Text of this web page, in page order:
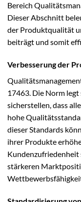
Bereich
Dieser Abschnitt
der Produktqualität
beiträgt und somit
Verbesserung der
17463. Die Norm
sicherstellen, dass
hohe
dieser Standards
ihrer Produkte
Kundenzufriedenheit
stärkeren